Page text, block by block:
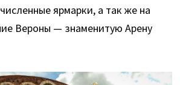
ярмарки, а так же на
Вероны — знаменитую Арену